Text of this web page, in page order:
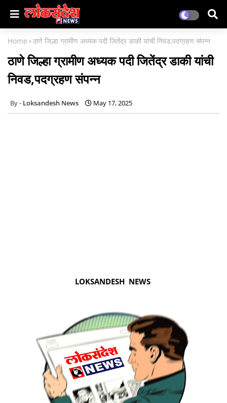
Home ठाणे जिल्हा ग्रामीण अध्यक पदी जितेंद्र डाकी यांची निवड,पदग्रहण संपन्न
ठाणे जिल्हा ग्रामीण अध्यक पदी जितेंद्र डाकी यांची
निवड,पदग्रहण संपन्न
Loksandesh News May 17, 2025
LOKSANDESH NEWS